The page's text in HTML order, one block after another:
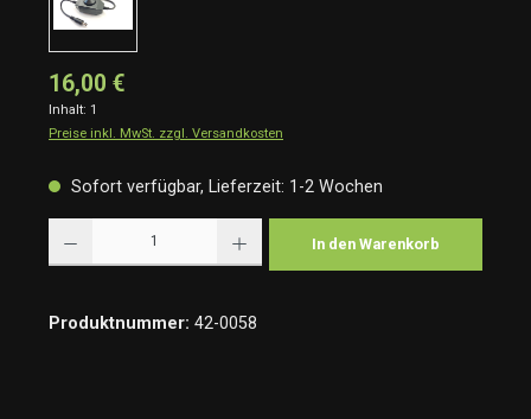
16,00 €
Inhalt: 1
Preise inkl. MwSt. zzgl. Versandkosten
Sofort verfügbar, Lieferzeit: 1-2 Wochen
In den Warenkorb
Produktnummer: 42-0058